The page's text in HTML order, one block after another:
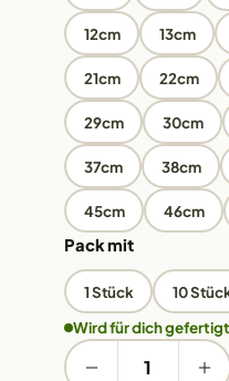
12cm 13cm
21cm 22cm
29cm 30cm
37cm 38cm
45cm 46cm
Pack mit
1 Stück 10
Wird für dich gefertigt